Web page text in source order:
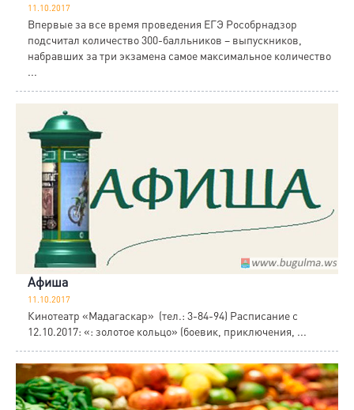
11.10.2017
Впервые за все время проведения ЕГЭ Рособрнадзор
подсчитал количество 300-балльников – выпускников,
набравших за три экзамена самое максимальное количество
...
Афиша
11.10.2017
Кинотеатр «Мадагаскар» (тел.: 3-84-94) Расписание с
12.10.2017: «: золотое кольцо» (боевик, приключения, ...